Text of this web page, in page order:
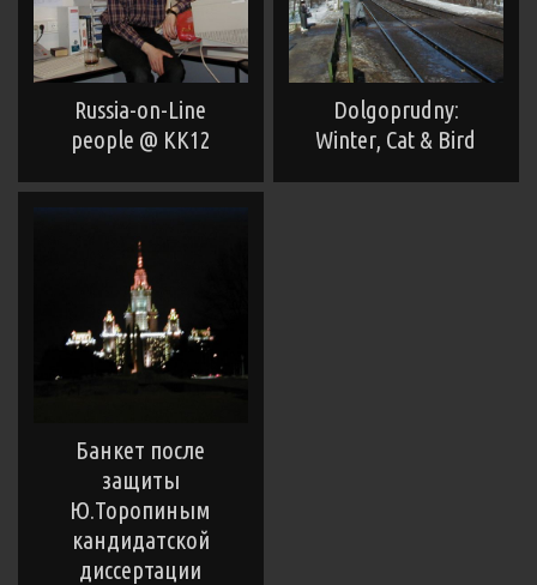
Russia-on-Line
people @ KK12
Dolgoprudny:
Winter, Cat & Bird
Банкет после
защиты
Ю.Торопиным
кандидатской
диссертации